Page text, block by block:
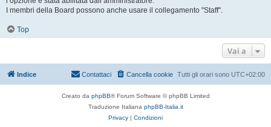
I membri della Board possono anche usare il collegamento "Staff".
Top
Vai a
Indice Tutti gli orari sono UTC+02:00
Cancella cookie
Contattaci
Creato da phpBB® Forum Software © phpBB Limited
Traduzione Italiana phpBB-Italia.it
Privacy | Condizioni